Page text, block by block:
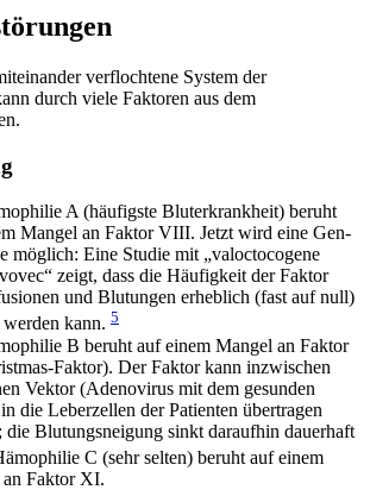
verflochtene System der
durch viele Faktoren aus dem
A (häufigste Bluterkrankheit) beruht
Mangel an Faktor VIII. Jetzt wird eine Gen-
möglich: Eine Studie mit „valoctocogene
zeigt, dass die Häufigkeit der Faktor
und Blutungen erheblich (fast auf null)
werden kann. 5
B beruht auf einem Mangel an Faktor
Faktor). Der Faktor kann inzwischen
Vektor (Adenovirus mit dem gesunden
die Leberzellen der Patienten übertragen
die Blutungsneigung sinkt daraufhin dauerhaft
C (sehr selten) beruht auf einem
Faktor XI.